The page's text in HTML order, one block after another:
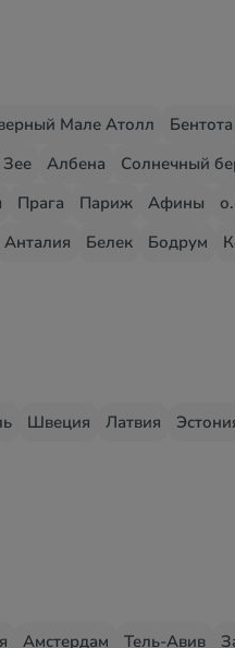
Мале Атолл Бентота
Албена
Солнечный
Прага Париж Афины
Анталия Белек Бодрум
Швеция Латвия
Амстердам Тель-Авив